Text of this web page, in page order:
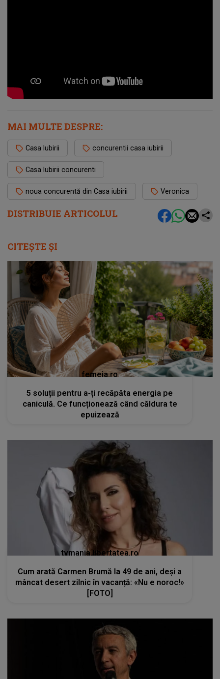
DISTRIBUIE ARTICOLUL
MAI MULTE DESPRE:
Casa Iubirii concurentii casa iubirii
Casa Iubirii concurenti
noua concurentă din Casa iubirii Veronica
CITEȘTE ȘI
femeia.ro
5 soluții pentru a-ți recăpăta energia pe
caniculă. Ce funcționează când căldura te
epuizează
tvmania.libertatea.ro
Cum arată Carmen Brumă la 49 de ani, deși a
mâncat desert zilnic în vacanță: «Nu e noroc!»
[FOTO]